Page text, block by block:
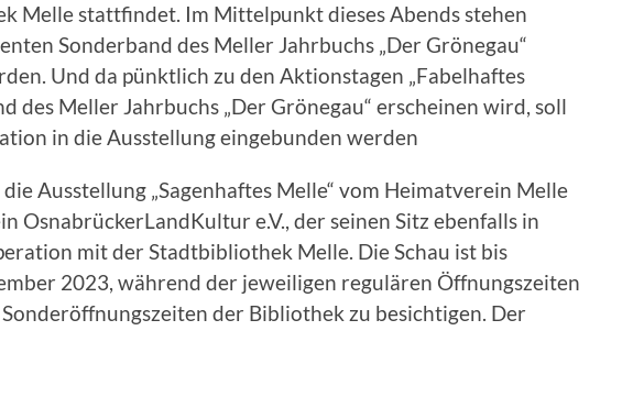
Melle stattfindet. Im Mittelpunkt dieses Abends stehen
Sonderband des Meller Jahrbuchs „Der Grönegau“
Und da pünktlich zu den Aktionstagen „Fabelhaftes
des Meller Jahrbuchs „Der Grönegau“ erscheinen wird, soll
in die Ausstellung eingebunden werden
Ausstellung „Sagenhaftes Melle“ vom Heimatverein Melle
OsnabrückerLandKultur e.V., der seinen Sitz ebenfalls in
mit der Stadtbibliothek Melle. Die Schau ist bis
2023, während der jeweiligen regulären Öffnungszeiten
der Bibliothek zu besichtigen. Der